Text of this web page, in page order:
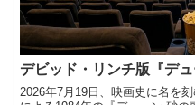
デビッド・リンチ版『デ
2026年7月19日、映画史に名を